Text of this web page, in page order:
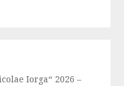
Iorga“ 2026 –